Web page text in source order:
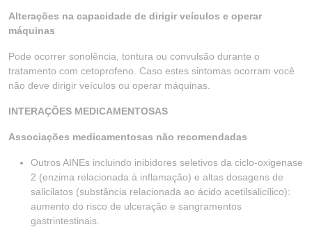
Alterações na capacidade de dirigir veículos e operar
máquinas
Pode ocorrer sonolência, tontura ou convulsão durante o
tratamento com cetoprofeno. Caso estes sintomas ocorram você
não deve dirigir veículos ou operar máquinas.
INTERAÇÕES MEDICAMENTOSAS
Associações medicamentosas não recomendadas
Outros AINEs incluindo inibidores seletivos da ciclo-oxigenase
2 (enzima relacionada à inflamação) e altas dosagens de
salicilatos (substância relacionada ao ácido acetilsalicílico):
aumento do risco de ulceração e sangramentos
gastrintestinais.